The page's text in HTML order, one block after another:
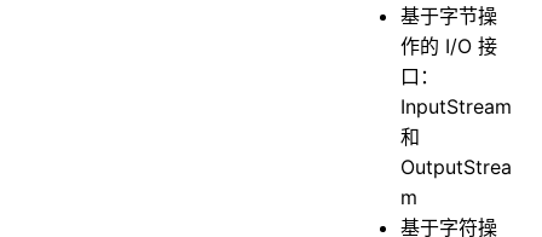
基于字节操
作的 I/O 接
口：
InputStream
和
OutputStrea
m
基于字符操